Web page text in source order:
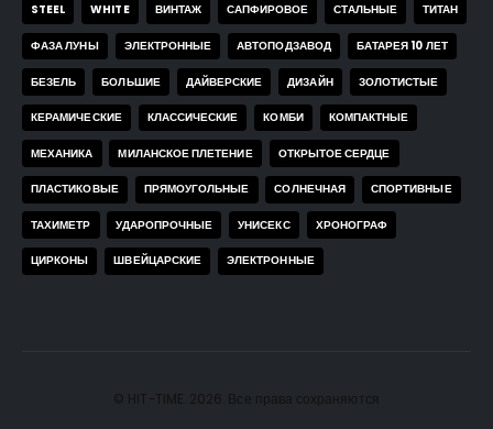
STEEL WHITE ВИНТАЖ САПФИРОВОЕ СТАЛЬНЫЕ ТИТАН
ФАЗА ЛУНЫ ЭЛЕКТРОННЫЕ АВТОПОДЗАВОД БАТАРЕЯ 10 ЛЕТ
БЕЗЕЛЬ БОЛЬШИЕ ДАЙВЕРСКИЕ ДИЗАЙН ЗОЛОТИСТЫЕ
КЕРАМИЧЕСКИЕ КЛАССИЧЕСКИЕ КОМБИ КОМПАКТНЫЕ
МЕХАНИКА МИЛАНСКОЕ ПЛЕТЕНИЕ ОТКРЫТОЕ СЕРДЦЕ
ПЛАСТИКОВЫЕ ПРЯМОУГОЛЬНЫЕ СОЛНЕЧНАЯ СПОРТИВНЫЕ
ТАХИМЕТР УДАРОПРОЧНЫЕ УНИСЕКС ХРОНОГРАФ
ЦИРКОНЫ ШВЕЙЦАРСКИЕ ЭЛЕКТРОННЫЕ
© HIT-TIME. 2026. Все права сохраняются